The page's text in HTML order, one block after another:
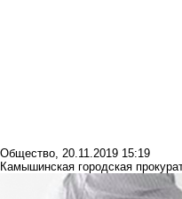
Общество, 20.11.2019 15:19
Камышинская городская